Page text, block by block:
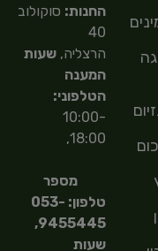
החנות: סוקולוב
40
הרצליה,שעות
המענה
הטלפוני:
10:00-
18:00,
מספר
טלפון: 053-
9455445,
שעות